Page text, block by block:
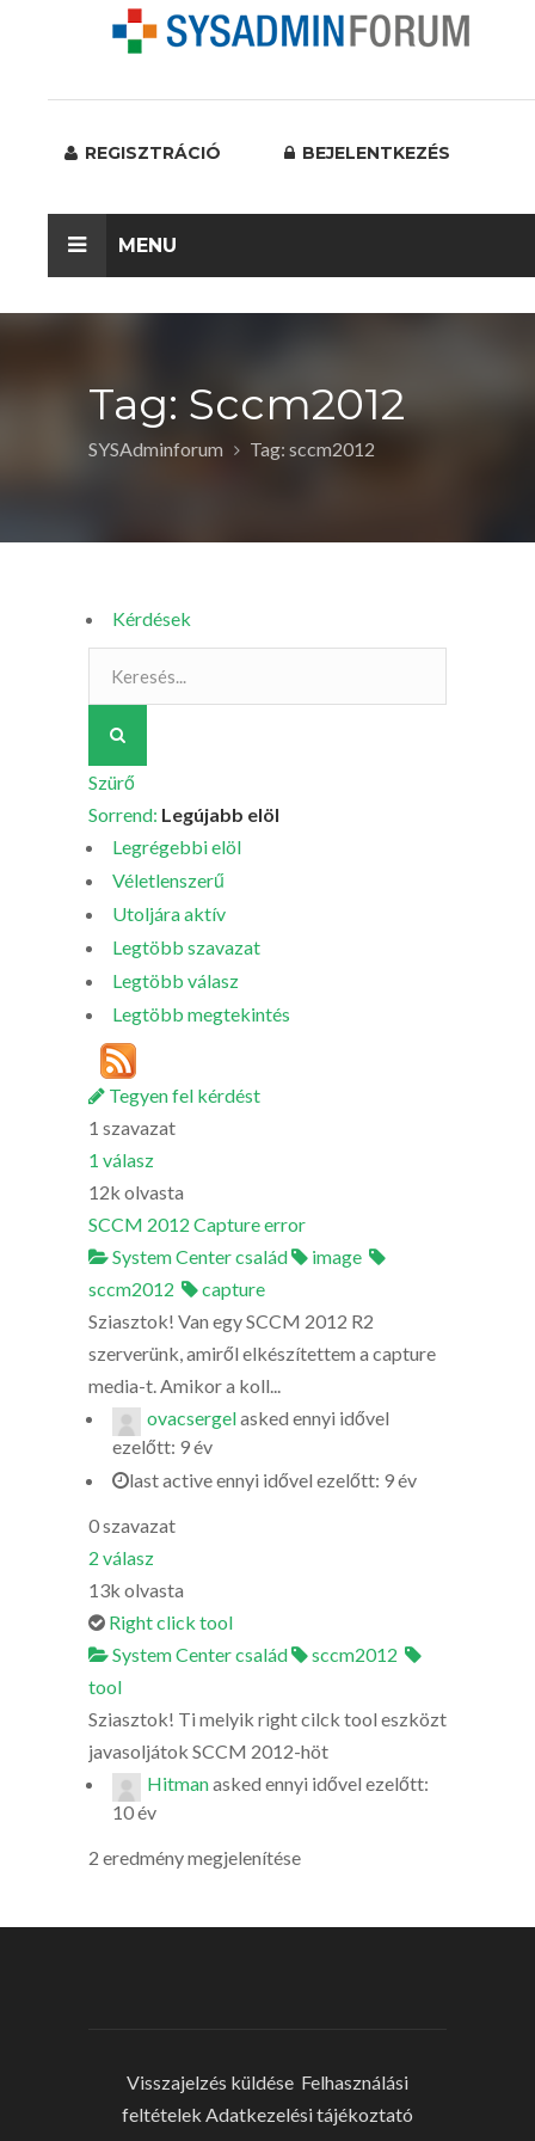
REGISZTRÁCIÓ BEJELENTKEZÉS
MENU
Tag: Sccm2012
SYSAdminforum Tag: sccm2012
Kérdések
Szürő
Sorrend: Legújabb elöl
Legrégebbi elöl
Véletlenszerű
Utoljára aktív
Legtöbb szavazat
Legtöbb válasz
Legtöbb megtekintés
Tegyen fel kérdést
1 szavazat
1 válasz
12k olvasta
SCCM 2012 Capture error
System Center család
image
sccm2012
capture
Sziasztok! Van egy SCCM 2012 R2
szerverünk, amiről elkészítettem a capture
media-t. Amikor a koll...
ovacsergelasked ennyi idővel
ezelőtt: 9 év
last active ennyi idővel ezelőtt: 9 év
0szavazat
2 válasz
13k olvasta
Right click tool
System Center család
sccm2012
tool
Sziasztok! Ti melyik right cilck tool eszközt
javasoljátok SCCM 2012-höt
Hitmanasked ennyi idővel ezelőtt:
10 év
2 eredmény megjelenítése
Visszajelzés küldése Felhasználási
feltételek Adatkezelési tájékoztató